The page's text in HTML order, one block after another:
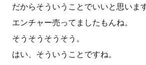
だからそういうことでいいと思いま
エンチャー売ってましたもんね。
そうそうそうそう。
はい、そういうことですね。